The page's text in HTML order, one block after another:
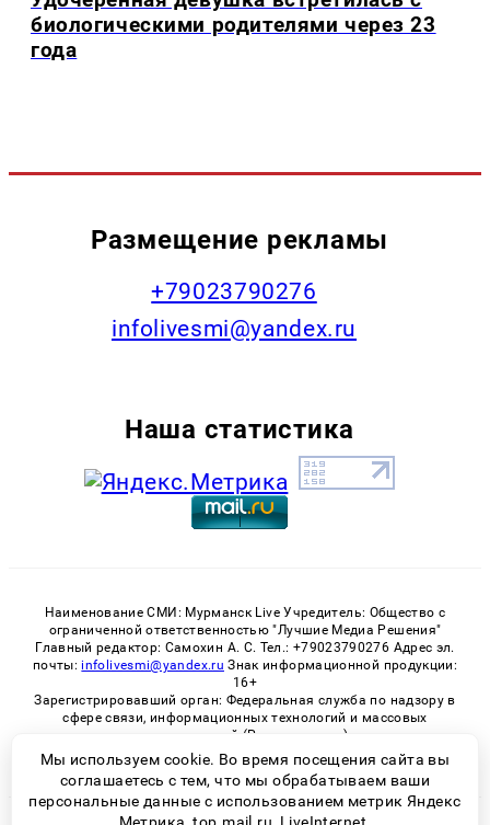
биологическими родителями через 23
года
Размещение рекламы
+79023790276
infolivesmi@yandex.ru
Наша статистика
Наименование СМИ: Мурманск Live Учредитель: Общество с
ограниченной ответственностью "Лучшие Медиа Решения"
Главный редактор: Самохин А. С. Тел.: +79023790276 Адрес эл.
почты: infolivesmi@yandex.ru Знак информационной продукции:
16+
Зарегистрировавший орган: Федеральная служба по надзору в
сфере связи, информационных технологий и массовых
коммуникаций (Роскомнадзор)
Регистрационный номер СМИ ЭЛ № ФС 77 - 82534 от 21.01.2022
Мы используем cookie. Во время посещения сайта вы
соглашаетесь с тем, что мы обрабатываем ваши
персональные данные с использованием метрик Яндекс